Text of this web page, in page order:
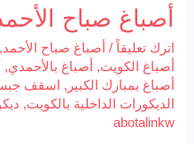
أصباغ صباح الأحمد
اترك تعليقاً / أصباغ صباح الأحمد,
أصباغ الكويت, أصباغ بالأحمدي,
أصباغ بمبارك الكبير , اسقف جبس
الديكورات الداخلية بالكويت,
abotalinkw